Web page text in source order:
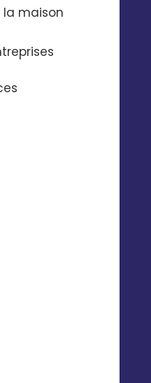
la maison
répondeur